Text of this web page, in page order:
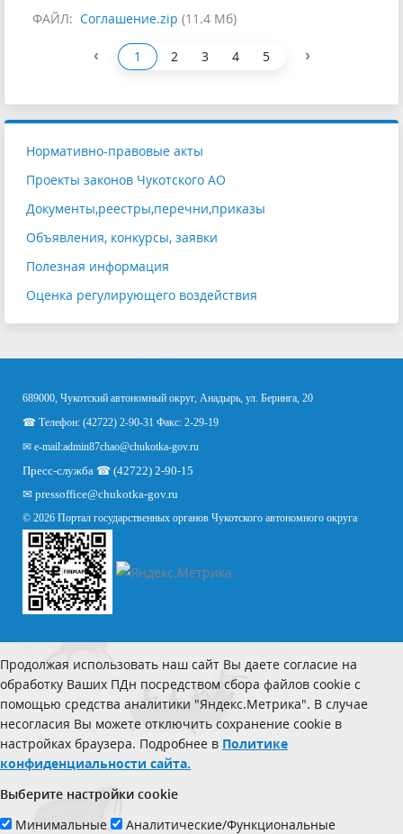
ФАЙЛ: Соглашение.zip (11.4 Мб)
‹ 1 2 3 4 5 ›
Нормативно-правовые акты
Проекты законов Чукотского АО
Документы,реестры,перечни,приказы
Объявления, конкурсы, заявки
Полезная информация
Оценка регулирующего воздействия
689000, Чукотский автономный округ, Анадырь, ул. Беринга, 20
☎ Телефон: (42722) 2-90-31 Факс: 2-29-19
✉ e-mail:admin87chao@chukotka-gov.ru
Пресс-служба ☎ (42722) 2-90-15
✉ pressoffice@chukotka-gov.ru
© 2026 Портал государственных органов Чукотского автономного округа
Продолжая использовать наш сайт Вы даете согласие на
обработку Ваших ПДн посредством сбора файлов cookie с
помощью средства аналитики "Яндекс.Метрика". В случае
несогласия Вы можете отключить сохранение cookie в
настройках браузера. Подробнее в Политике
конфиденциальности сайта.
Выберите настройки cookie
Минимальные
Аналитические/Функциональные